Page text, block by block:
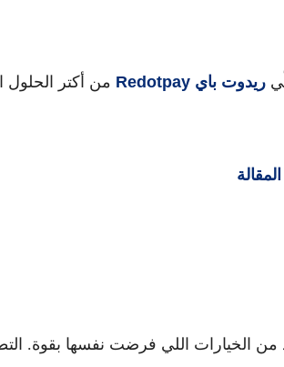
ريدوت باي Redotpay من أكتر الحلول
من الخيارات اللي فرضت نفسها بقوة.